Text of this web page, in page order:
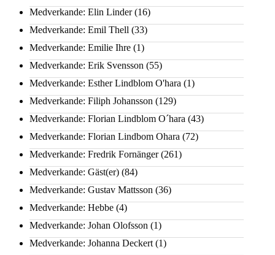
Medverkande: Elin Linder(16)
Medverkande: Emil Thell (33)
Medverkande: Emilie Ihre (1)
Medverkande: Erik Svensson (55)
Medverkande: Esther Lindblom O'hara (1)
Medverkande: Filiph Johansson (129)
Medverkande: Florian Lindblom O´hara (43)
Medverkande: Florian Lindbom Ohara (72)
Medverkande: Fredrik Fornänger(261)
Medverkande: Gäst(er) (84)
Medverkande: Gustav Mattsson (36)
Medverkande: Hebbe (4)
Medverkande: Johan Olofsson (1)
Medverkande: Johanna Deckert (1)